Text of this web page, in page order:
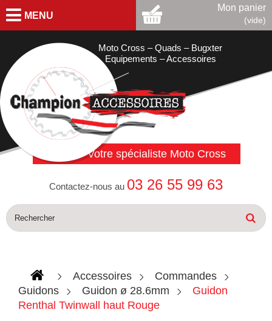
MENU
Mon panier
(vide)
Moto Cross – Quads – Bugxter
Equipements – Accessoires
Votre spécialiste Moto Cross
Contactez-nous au 03 26 55 99 63
Accessoires
Commandes
Guidons
Guidon ø 28.6mm
Guidon
Renthal Twinwall haut Rouge